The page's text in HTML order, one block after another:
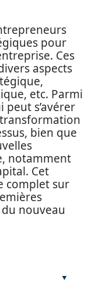
pour
Ces
aspects
etc. Parmi
peut s’avérer
bien que
notamment
Cet
complet sur
nouveau